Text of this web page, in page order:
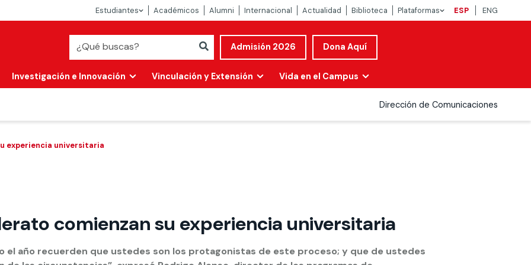
Estudiantes Académicos Alumni Internacional Actualidad Biblioteca Plataformas ESP ENG
Admisión 2026 Dona Aquí
Investigación e Innovación Vinculación y Extensión Vida en el Campus
Dirección de Comunicaciones
experiencia universitaria
comienzan su experiencia universitaria
el año recuerden que ustedes son los protagonistas de este proceso; y que de ustedes